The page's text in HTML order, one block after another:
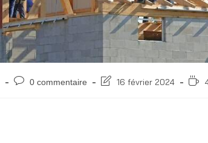
0 commentaire 16 février 2024